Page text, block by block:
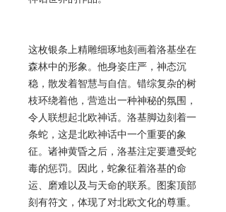
这枚银条上精雕细琢地刻画着洛基坐在
森林中的形象。他身姿庄严，神态沉
稳，散发着智慧与自信。错综复杂的树
枝环绕着他，营造出一种神秘的氛围，
令人联想起北欧神话。洛基脚边刻着一
条蛇，这是北欧神话中一个重要的象
征。诸神黄昏之后，洛基注定要遭受蛇
毒的惩罚。因此，蛇象征着洛基的命
运、磨难以及与天命的联系。图案顶部
刻有符文，体现了对北欧文化的尊重。